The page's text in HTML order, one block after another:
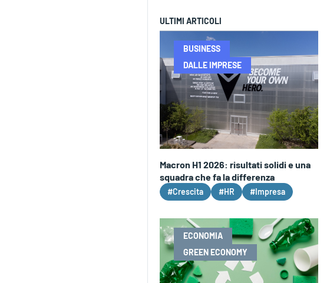
ULTIMI ARTICOLI
BUSINESS
DALLE IMPRESE
Macron H1 2026: risultati solidi e una
squadra che fa la differenza
#Crescita #HR #Impresa
ECONOMIA
GREEN ECONOMY